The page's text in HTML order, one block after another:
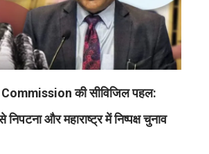
की सीविजिल पहल:
और महाराष्ट्र में निष्पक्ष चुनाव